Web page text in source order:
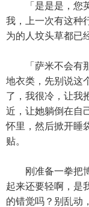
「是是是，您英
我，上一次有这种
为的人坟头草都已
「萨米不会有那
地衣类，先别说这
了，我很冷，让我
近，让她躺倒在自
怀里，然后掀开睡
贴。
刚准备一拳把博
起来还要轻啊，是
的错觉吗？别乱动